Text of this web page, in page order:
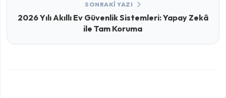
SONRAKI YAZI
2026 Yılı Akıllı Ev Güvenlik Sistemleri: Yapay Zekâ
ile Tam Koruma